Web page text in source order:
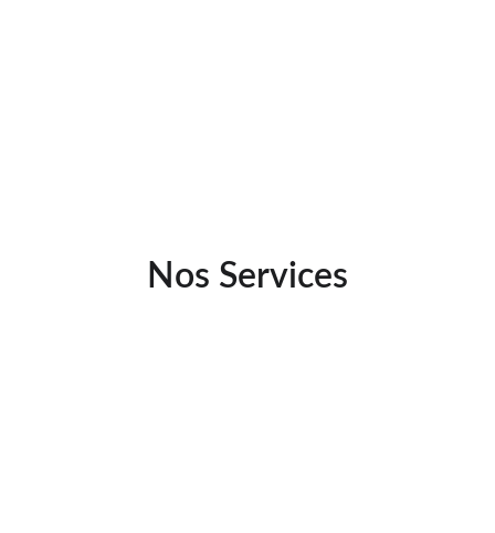
Nos Services